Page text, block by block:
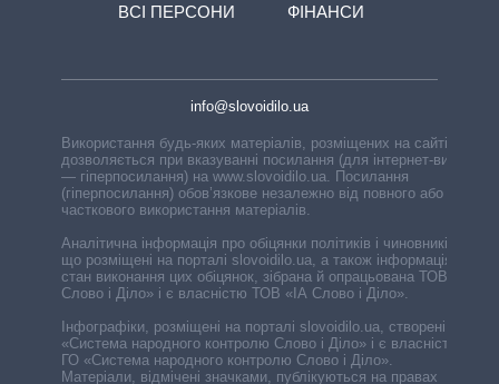
ВСІ ПЕРСОНИ
ФІНАНСИ
info@slovoidilo.ua
Використання будь-яких матеріалів, розміщених на сайті,
дозволяється при вказуванні посилання (для інтернет-видань
— гіперпосилання) на www.slovoidilo.ua. Посилання
(гіперпосилання) обов’язкове незалежно від повного або
часткового використання матеріалів.
Аналітична інформація про обіцянки політиків і чиновників,
що розміщені на порталі slovoidilo.ua, а також інформація про
стан виконання цих обіцянок, зібрана й опрацьована ТОВ «ІА
Слово і Діло» і є власністю ТОВ «ІА Слово і Діло».
Інфографіки, розміщені на порталі slovoidilo.ua, створені ГО
«Система народного контролю Слово і Діло» і є власністю
ГО «Система народного контролю Слово і Діло».
Матеріали, відмічені значками, публікуються на правах